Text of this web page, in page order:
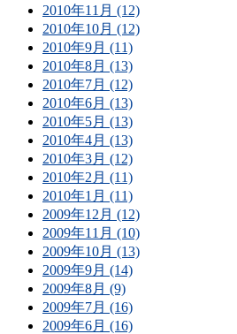
2010年11月 (12)
2010年10月 (12)
2010年9月 (11)
2010年8月 (13)
2010年7月 (12)
2010年6月 (13)
2010年5月 (13)
2010年4月 (13)
2010年3月 (12)
2010年2月 (11)
2010年1月 (11)
2009年12月 (12)
2009年11月 (10)
2009年10月 (13)
2009年9月 (14)
2009年8月 (9)
2009年7月 (16)
2009年6月 (16)